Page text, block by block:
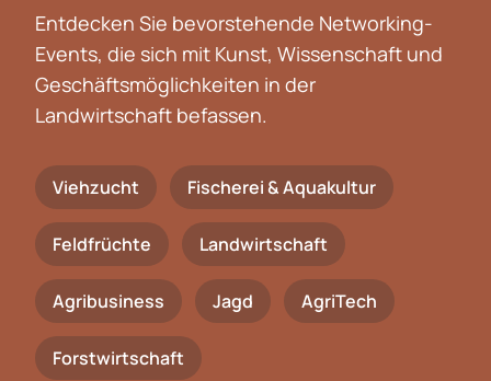
Entdecken Sie bevorstehende Networking-
Events, die sich mit Kunst, Wissenschaft und
Geschäftsmöglichkeiten in der
Landwirtschaft befassen.
Viehzucht Fischerei & Aquakultur
Feldfrüchte Landwirtschaft
Agribusiness Jagd AgriTech
Forstwirtschaft